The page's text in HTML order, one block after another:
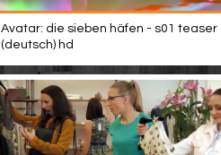
Avatar: die sieben häfen - s01 teaser
(deutsch) hd